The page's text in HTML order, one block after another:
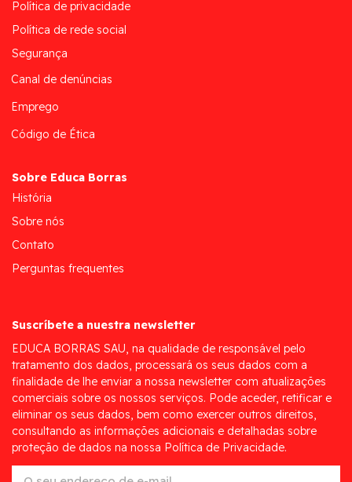
Política de privacidade
Política de rede social
Segurança
Canal de denúncias
Emprego
Código de Ética
Sobre Educa Borras
História
Sobre nós
Contato
Perguntas frequentes
Suscríbete a nuestra newsletter
EDUCA BORRAS SAU, na qualidade de responsável pelo
tratamento dos dados, processará os seus dados com a
finalidade de lhe enviar a nossa newsletter com atualizações
comerciais sobre os nossos serviços. Pode aceder, retificar e
eliminar os seus dados, bem como exercer outros direitos,
consultando as informações adicionais e detalhadas sobre
proteção de dados na nossa Política de Privacidade.